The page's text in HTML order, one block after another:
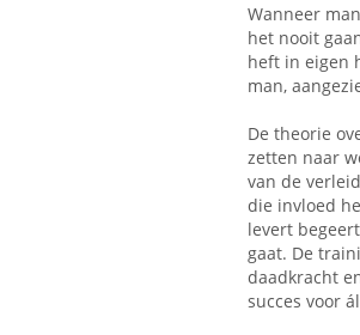
Wanneer
het nooit
heft in eigen
man,
De theorie
zetten naar
van de
die invloed
levert
gaat. De
daadkracht
succes voor